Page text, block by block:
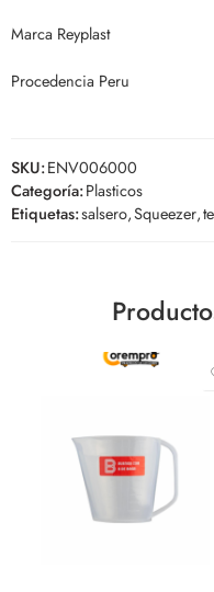
Marca Reyplast
Procedencia Peru
SKU:ENV006000
Categoría:Plasticos
Etiquetas:salsero,Squeezer,